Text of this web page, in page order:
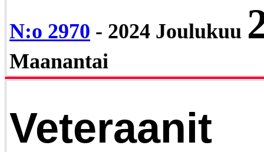
N:o 2970 - 2024 Joulukuu
Maanantai
Veteraanit